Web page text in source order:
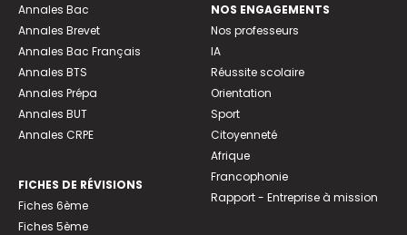
Annales Bac
Annales Brevet
Annales Bac Français
Annales BTS
Annales Prépa
Annales BUT
Annales CRPE
FICHES DE RÉVISIONS
Fiches 6ème
Fiches 5ème
NOS ENGAGEMENTS
Nos professeurs
IA
Réussite scolaire
Orientation
Sport
Citoyenneté
Afrique
Francophonie
Rapport - Entreprise à mission